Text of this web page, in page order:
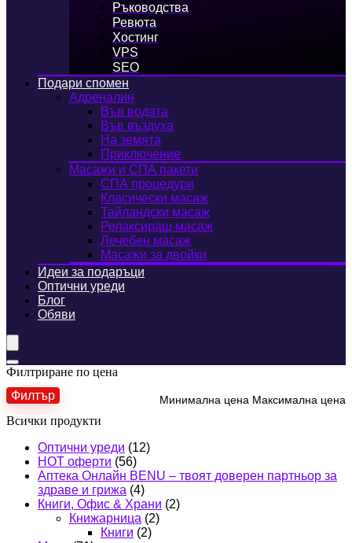
Ръководства
Ревюта
Хостинг
VPS
SEO
Подари спомен
Адреналин
Във водата
Във въздуха
На земята
Приключение
Масажи и СПА пакети
СПА процедури
Класически масаж
Тайландски масаж
Релаксиращ масаж
Лечебен масаж
Масажи за двойки
Идеи за подаръци
Оптични уреди
Блог
Обяви
Филтриране по цена
Минимална цена Максимална цена
Филтър
Всички продукти
Оптични уреди (12)
HOT оферти (56)
Аптека Онлайн BENU – твоят доверен партньор за
здраве и грижа (4)
Книги, Офис & Храни (2)
Книжарница (2)
Книги (2)